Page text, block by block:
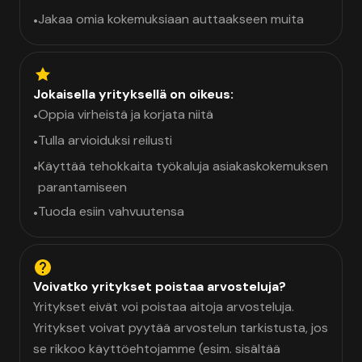
•Jakaa omia kokemuksiaan auttaakseen muita
Jokaisella yrityksellä on oikeus:
•Oppia virheistä ja korjata niitä
•Tulla arvioiduksi reilusti
•Käyttää tehokkaita työkaluja asiakaskokemuksen
parantamiseen
•Tuoda esiin vahvuutensa
Voivatko yritykset poistaa arvosteluja?
Yritykset eivät voi poistaa aitoja arvosteluja.
Yritykset voivat pyytää arvostelun tarkistusta, jos
se rikkoo käyttöehtojamme (esim. sisältää